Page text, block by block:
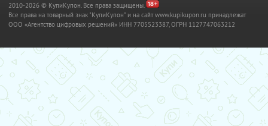
2010-2026 © КупиКупон. Все права защищены.
Все права на товарный знак "КупиКупон" и на сайт www.kupikupon.ru принадлежат
OOO «Агентство цифровых решений» ИНН 7705523387, ОГРН 1127747063212